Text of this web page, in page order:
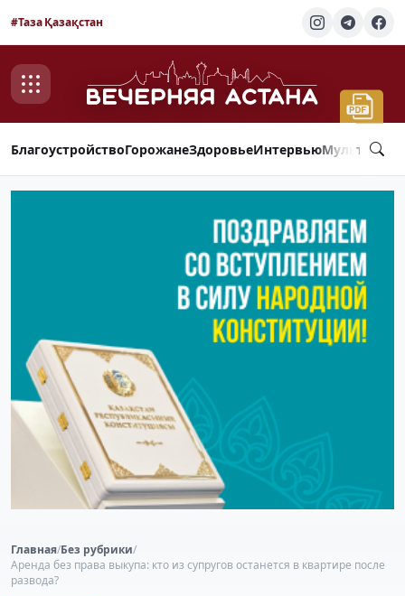
#Таза Қазақстан
БлагоустройствоГорожанеЗдоровьеИнтервью
Главная/Без рубрики/
Аренда без права выкупа: кто из супругов останется в квартире после
развода?